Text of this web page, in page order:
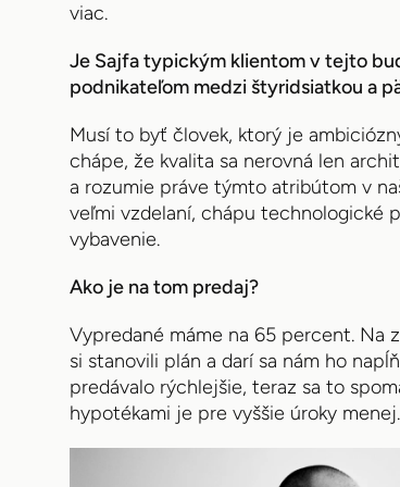
viac.
Je Sajfa typickým klientom v tejto
podnikateľom medzi štyridsiatkou a
Musí to byť človek, ktorý je
chápe, že kvalita sa nerovná len
a rozumie práve týmto atribútom v
veľmi vzdelaní, chápu technologické
vybavenie.
Ako je na tom predaj?
Vypredané máme na 65 percent. Na
si stanovili plán a darí sa nám ho
predávalo rýchlejšie, teraz sa to
hypotékami je pre vyššie úroky menej.